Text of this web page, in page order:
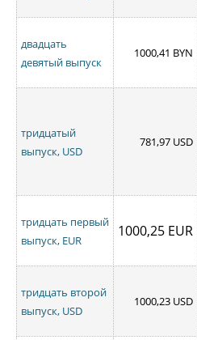
двадцать
девятый выпуск
1000,41 BYN
тридцатый
выпуск, USD
781,97 USD
тридцать первый
выпуск, EUR
1000,25 EUR
тридцать второй
выпуск, USD
1000,23 USD